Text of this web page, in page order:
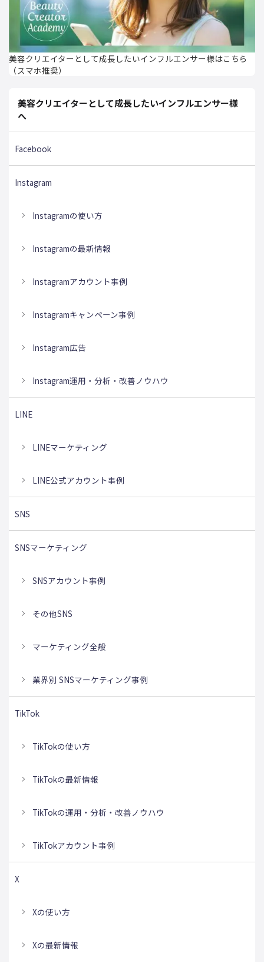
美容クリエイターとして成長したいインフルエンサー様はこちら
（スマホ推奨）
美容クリエイターとして成長したいインフルエンサー様
へ
Facebook
Instagram
Instagramの使い方
Instagramの最新情報
Instagramアカウント事例
Instagramキャンペーン事例
Instagram広告
Instagram運用・分析・改善ノウハウ
LINE
LINEマーケティング
LINE公式アカウント事例
SNS
SNSマーケティング
SNSアカウント事例
その他SNS
マーケティング全般
業界別 SNSマーケティング事例
TikTok
TikTokの使い方
TikTokの最新情報
TikTokの運用・分析・改善ノウハウ
TikTokアカウント事例
X
Xの使い方
Xの最新情報